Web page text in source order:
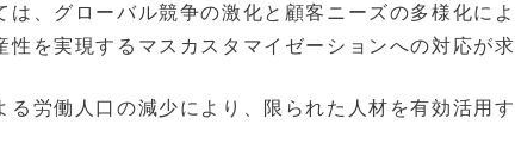
は、グローバル競争の激化と顧客ニーズの多様化に
性を実現するマスカスタマイゼーションへの対応が求
る労働人口の減少により、限られた人材を有効活用